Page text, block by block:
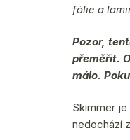
fólie a
Pozor,
přeměřit.
málo.
Skimmer
nedochází